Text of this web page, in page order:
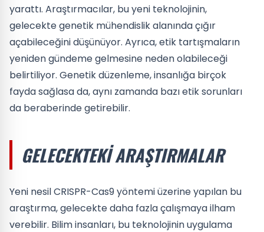
yarattı. Araştırmacılar, bu yeni teknolojinin,
gelecekte genetik mühendislik alanında çığır
açabileceğini düşünüyor. Ayrıca, etik tartışmaların
yeniden gündeme gelmesine neden olabileceği
belirtiliyor. Genetik düzenleme, insanlığa birçok
fayda sağlasa da, aynı zamanda bazı etik sorunları
da beraberinde getirebilir.
GELECEKTEKI ARAŞTIRMALAR
Yeni nesil CRISPR-Cas9 yöntemi üzerine yapılan bu
araştırma, gelecekte daha fazla çalışmaya ilham
verebilir. Bilim insanları, bu teknolojinin uygulama